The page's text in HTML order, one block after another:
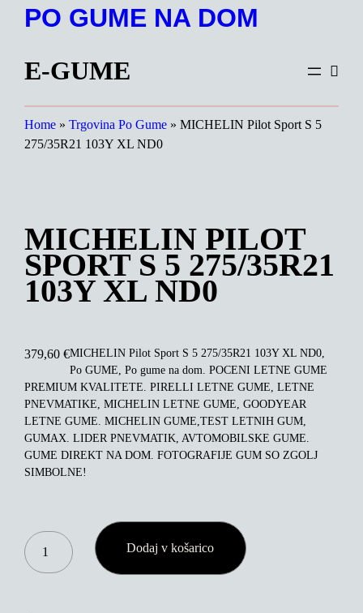
PreskočiPO GUME NA DOM
E-GUME
Home » Trgovina Po Gume » MICHELIN Pilot Sport S 5
275/35R21 103Y XL ND0
MICHELIN PILOT
SPORT S 5 275/35R21
103Y XL ND0
379,60 €MICHELIN Pilot Sport S 5 275/35R21 103Y XL ND0,
Po GUME, Po gume na dom. POCENI LETNE GUME
PREMIUM KVALITETE. PIRELLI LETNE GUME, LETNE
PNEVMATIKE, MICHELIN LETNE GUME, GOODYEAR
LETNE GUME. MICHELIN GUME,TEST LETNIH GUM,
GUMAX. LIDER PNEVMATIK, AVTOMOBILSKE GUME.
GUME DIREKT NA DOM. FOTOGRAFIJE GUM SO ZGOLJ
SIMBOLNE!
MICHELIN
PILOT
SPORT
Dodaj v košarico